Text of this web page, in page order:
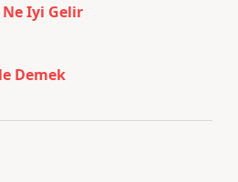
Iyi Gelir
Demek